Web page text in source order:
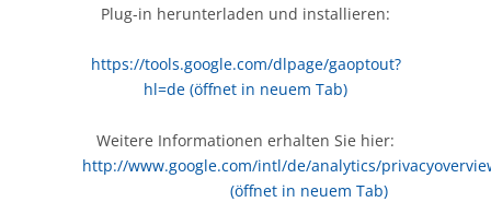
Plug-in herunterladen und installieren:
https://tools.google.com/dlpage/gaoptout?
hl=de (öffnet in neuem Tab)
Weitere Informationen erhalten Sie hier:
http://www.google.com/intl/de/analytics/
(öffnet in neuem Tab)